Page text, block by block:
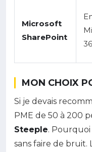
Microsoft
SharePoint
MON CHOIX
Si je devais
PME de 50 à 200
Steeple. Pourquoi
sans faire de bruit.